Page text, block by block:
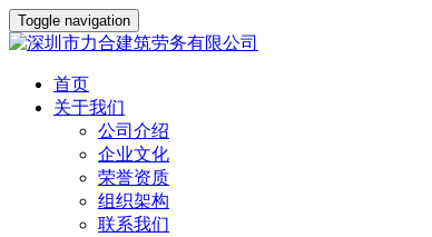
Toggle navigation
首页
关于我们
公司介绍
企业文化
荣誉资质
组织架构
联系我们